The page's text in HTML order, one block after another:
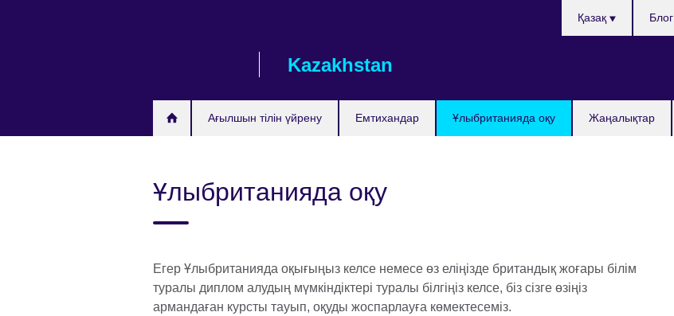
Kazakhstan
Ағылшын тілін үйрену Емтихандар Ұлыбританияда оқу Жаңалықтар
таңдаңыз
Қазақ Блог
Ұлыбританияда оқу
Егер Ұлыбританияда оқығыңыз келсе немесе өз еліңізде британдық жоғары білім
туралы диплом алудың мүмкіндіктері туралы білгіңіз келсе, біз сізге өзіңіз
армандаған курсты тауып, оқуды жоспарлауға көмектесеміз.